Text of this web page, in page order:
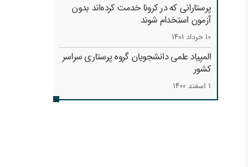
پرستارانی که در کرونا خدمت کرد‌ه‌اند بدون
آزمون استخدام شوند
10 خرداد 1401
المپیاد علمی دانشجویان گروه پرستاری سراسر
کشور
1 اسفند 1400